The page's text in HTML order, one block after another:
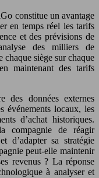
constitue un avantage
en temps réel les tarifs
et des prévisions de
des milliers de
siège sur chaque
maintenant des tarifs
des données externes
événements locaux, les
d’achat historiques.
compagnie de réagir
d’adapter sa stratégie
peut-elle maintenir
revenus ? La réponse
à analyser et